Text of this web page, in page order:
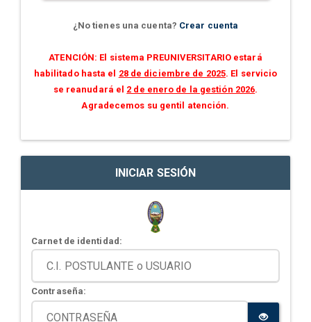
¿No tienes una cuenta? Crear cuenta
ATENCIÓN: El sistema PREUNIVERSITARIO estará
habilitado hasta el 28 de diciembre de 2025. El servicio
se reanudará el 2 de enero de la gestión 2026.
Agradecemos su gentil atención.
INICIAR SESIÓN
Carnet de identidad:
Contraseña: